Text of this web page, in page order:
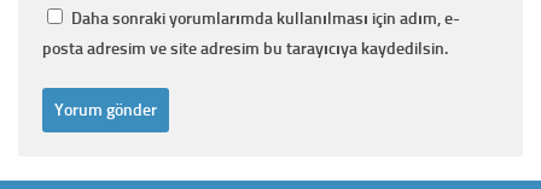
Daha sonraki yorumlarımda kullanılması için adım, e-
posta adresim ve site adresim bu tarayıcıya kaydedilsin.